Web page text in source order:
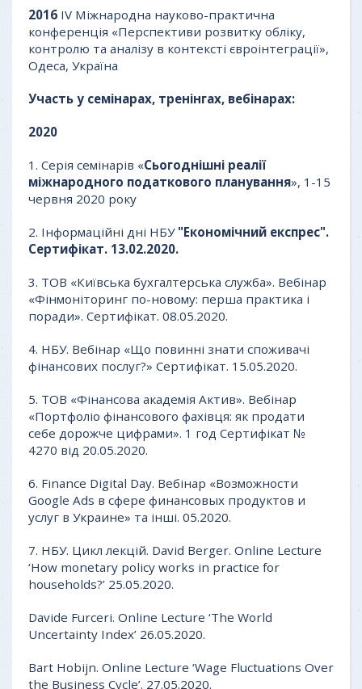
2016 IV Міжнародна науково-практична
конференція «Перспективи розвитку обліку,
контролю та аналізу в контексті євроінтеграції»,
Одеса, Україна
Участь у семінарах, тренінгах, вебінарах:
2020
1. Серія семінарів «Сьогоднішні реалії
міжнародного податкового планування», 1-15
червня 2020 року
2. Інформаційні дні НБУ "Економічний експрес".
Сертифікат. 13.02.2020.
3. ТОВ «Київська бухгалтерська служба». Вебінар
«Фінмоніторинг по-новому: перша практика і
поради». Сертифікат. 08.05.2020.
4. НБУ. Вебінар «Що повинні знати споживачі
фінансових послуг?» Сертифікат. 15.05.2020.
5. ТОВ «Фінансова академія Актив». Вебінар
«Портфоліо фінансового фахівця: як продати
себе дорожче цифрами». 1 год Сертифікат №
4270 від 20.05.2020.
6. Finance Digital Day. Вебінар «Возможности
Google Ads в сфере финансовых продуктов и
услуг в Украине» та інші. 05.2020.
7. НБУ. Цикл лекцій. David Berger. Online Lecture
‘How monetary policy works in practice for
households?’ 25.05.2020.
Davide Furceri. Online Lecture ‘The World
Uncertainty Index’ 26.05.2020.
Bart Hobijn. Online Lecture ‘Wage Fluctuations Over
the Business Cycle’. 27.05.2020.